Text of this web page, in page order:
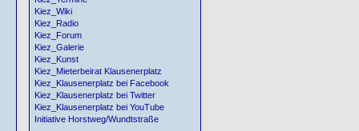
Kiez_Wiki
Kiez_Radio
Kiez_Forum
Kiez_Galerie
Kiez_Kunst
Kiez_Mieterbeirat Klausenerplatz
Kiez_Klausenerplatz bei Facebook
Kiez_Klausenerplatz bei Twitter
Kiez_Klausenerplatz bei YouTube
Initiative Horstweg/Wundtstraße